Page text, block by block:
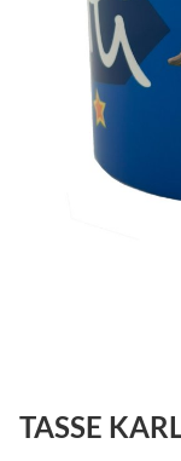
TASSE